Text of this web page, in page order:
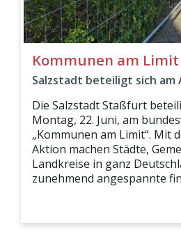
Kommunen am Limit
Salzstadt beteiligt sich am
Die Salzstadt Staßfurt
Montag, 22. Juni, am
„Kommunen am Limit“. Mit
Aktion machen Städte,
Landkreise in ganz
zunehmend angespannte